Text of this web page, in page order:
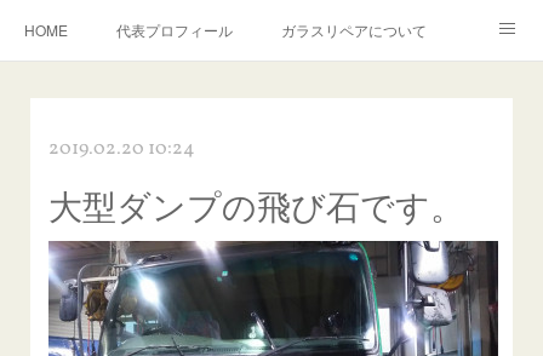
HOME 代表プロフィール ガラスリペアについて
飛び石施工料金について
当店へのアクセス 建築ガラスキズ取り・研磨・磨き
【プロ使用】フッ素系ガラストリートメント『アクアペル』
当店の良心的価格の理由について
欧州車モールの白サビやシミを落とす！
instagram記事 ガラスリペア施工価格
2019.02.20 10:24
大型ダンプの飛び石です。